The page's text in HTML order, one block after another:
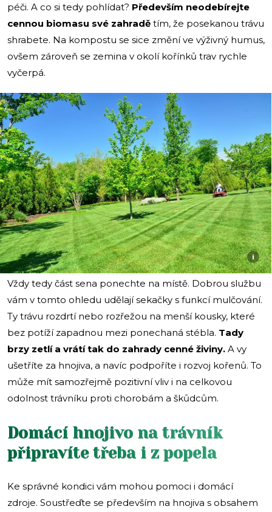
péči. A co si tedy pohlídat? Především neodebírejte
cennou biomasu své zahradě tím, že posekanou trávu
shrabete. Na kompostu se sice změní ve výživný humus,
ovšem zároveň se zemina v okolí kořínků trav rychle
vyčerpá.
i
Vždy tedy část sena ponechte na místě. Dobrou službu
vám v tomto ohledu udělají sekačky s funkcí mulčování.
Ty trávu rozdrtí nebo rozřežou na menší kousky, které
bez potíží zapadnou mezi ponechaná stébla. Tady
brzy zetlí a vrátí tak do zahrady cenné živiny. A vy
ušetříte za hnojiva, a navíc podpoříte i rozvoj kořenů. To
může mít samozřejmě pozitivní vliv i na celkovou
odolnost trávníku proti chorobám a škůdcům.
Domácí hnojivo na trávník
připravíte třeba i z popela
Ke správné kondici vám mohou pomoci i domácí
zdroje. Soustřeďte se především na hnojiva s obsahem